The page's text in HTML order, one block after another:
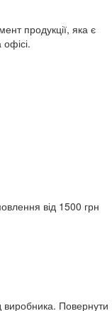
продукції, яка є
від 1500 грн
виробника. Повернути